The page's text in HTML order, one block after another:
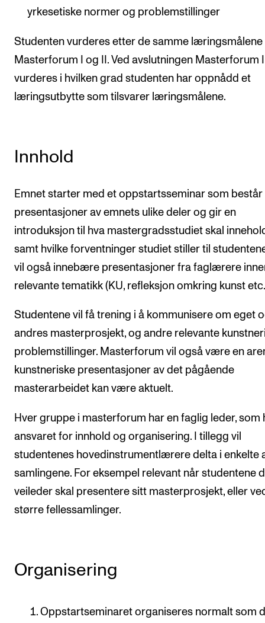
Kontakt oss
yrkesetiske normer og problemstillinger
Studenten vurderes etter de samme læringsmålene
Masterforum I og II. Ved avslutningen Masterforum
vurderes i hvilken grad studenten har oppnådd et
læringsutbytte som tilsvarer læringsmålene.
Innhold
Emnet starter med et oppstartsseminar som består
presentasjoner av emnets ulike deler og gir en
introduksjon til hva mastergradsstudiet skal
samt hvilke forventninger studiet stiller til
vil også innebære presentasjoner fra faglærere
relevante tematikk (KU, refleksjon omkring kunst
Studentene vil få trening i å kommunisere om eget
andres masterprosjekt, og andre relevante
problemstillinger. Masterforum vil også være en
kunstneriske presentasjoner av det pågående
masterarbeidet kan være aktuelt.
Hver gruppe i masterforum har en faglig leder, som
ansvaret for innhold og organisering. I tillegg vil
studentenes hovedinstrumentlærere delta i enkelte
samlingene. For eksempel relevant når studentene
veileder skal presentere sitt masterprosjekt, eller
større fellessamlinger.
Organisering
Oppstartseminaret organiseres normalt som